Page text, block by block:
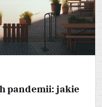
pandemii: jakie